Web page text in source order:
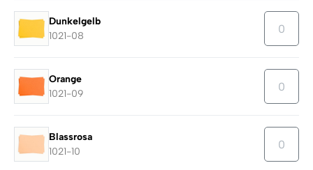
Dunkelgelb
1021-08
Orange
1021-09
Blassrosa
1021-10